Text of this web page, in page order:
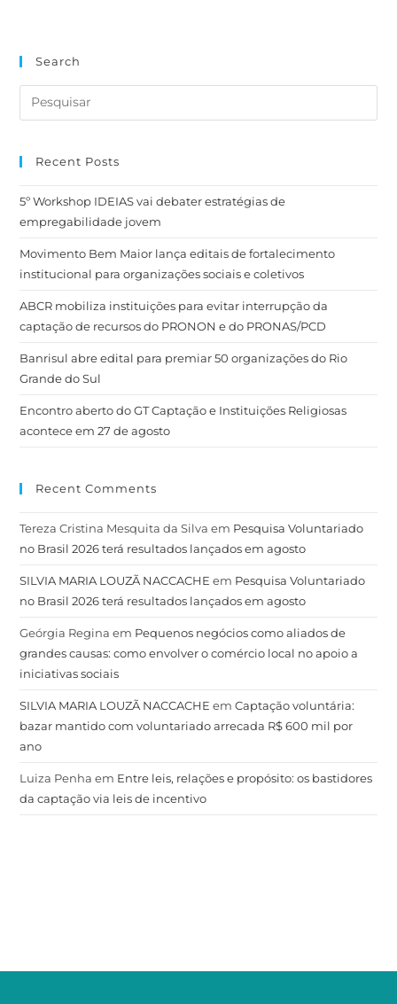
Search
Recent Posts
5º Workshop IDEIAS vai debater estratégias de
empregabilidade jovem
Movimento Bem Maior lança editais de fortalecimento
institucional para organizações sociais e coletivos
ABCR mobiliza instituições para evitar interrupção da
captação de recursos do PRONON e do PRONAS/PCD
Banrisul abre edital para premiar 50 organizações do Rio
Grande do Sul
Encontro aberto do GT Captação e Instituições Religiosas
acontece em 27 de agosto
Recent Comments
Tereza Cristina Mesquita da Silva em Pesquisa Voluntariado
no Brasil 2026 terá resultados lançados em agosto
SILVIA MARIA LOUZÃ NACCACHE em Pesquisa Voluntariado
no Brasil 2026 terá resultados lançados em agosto
Geórgia Regina em Pequenos negócios como aliados de
grandes causas: como envolver o comércio local no apoio a
iniciativas sociais
SILVIA MARIA LOUZÃ NACCACHE emCaptação voluntária:
bazar mantido com voluntariado arrecada R$ 600 mil por
ano
Luiza Penha em Entre leis, relações e propósito: os bastidores
da captação via leis de incentivo